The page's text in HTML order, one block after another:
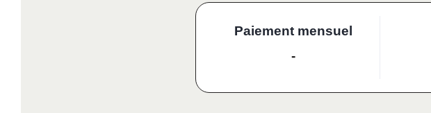
Paiement mensuel
-